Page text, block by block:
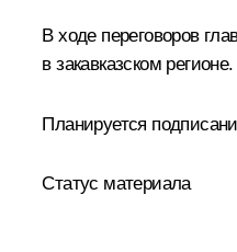
В ходе переговоров
в закавказском регионе.
Планируется
Статус материала